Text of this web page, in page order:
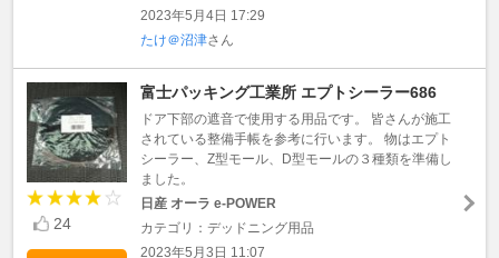
2023年5月4日 17:29
たけ＠沼津さん
24
富士パッキング工業所 エプトシーラー686
ドア下部の遮音で使用する用品です。 皆さんが施工
されている整備手帳を参考に行います。 物はエプト
シーラー、Z型モール、D型モールの３種類を準備し
ました。
日産 オーラ e-POWER
カテゴリ：デッドニング用品
2023年5月3日 11:07